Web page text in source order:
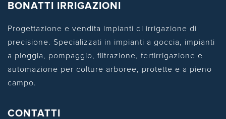
BONATTI IRRIGAZIONI
Progettazione e vendita impianti di irrigazione di
precisione. Specializzati in impianti a goccia, impianti
a pioggia, pompaggio, filtrazione, fertirrigazione e
automazione per colture arboree, protette e a pieno
campo.
CONTATTI